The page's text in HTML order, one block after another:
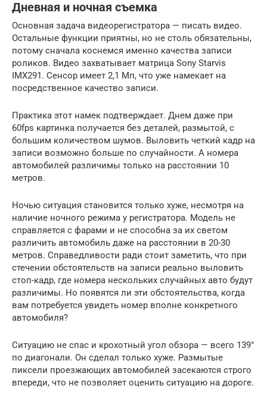
Дневная и ночная съемка
Основная задача видеорегистратора — писать видео.
Остальные функции приятны, но не столь обязательны,
потому сначала коснемся именно качества записи
роликов. Видео захватывает матрица Sony Starvis
IMX291. Сенсор имеет 2,1 Мп, что уже намекает на
посредственное качество записи.
Практика этот намек подтверждает. Днем даже при
60fps картинка получается без деталей, размытой, с
большим количеством шумов. Выловить четкий кадр на
записи возможно больше по случайности. А номера
автомобилей различимы только на расстоянии 10
метров.
Ночью ситуация становится только хуже, несмотря на
наличие ночного режима у регистратора. Модель не
справляется с фарами и не способна за их светом
различить автомобиль даже на расстоянии в 20-30
метров. Справедливости ради стоит заметить, что при
стечении обстоятельств на записи реально выловить
стоп-кадр, где номера нескольких случайных авто будут
различимы. Но появятся ли эти обстоятельства, когда
вам потребуется увидеть номер вполне конкретного
автомобиля?
Ситуацию не спас и крохотный угол обзора — всего 139°
по диагонали. Он сделал только хуже. Размытые
пиксели проезжающих автомобилей засекаются строго
впереди, что не позволяет оценить ситуацию на дороге.